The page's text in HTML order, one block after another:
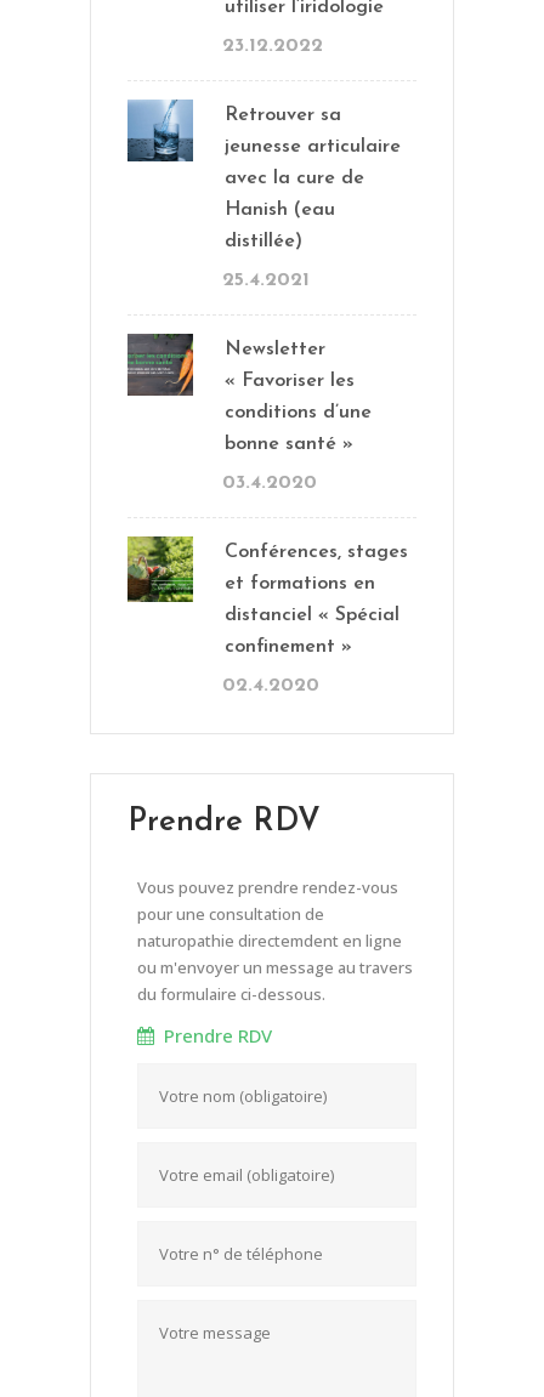
utiliser l’iridologie
23.12.2022
Retrouver sa
jeunesse articulaire
avec la cure de
Hanish (eau
distillée)
25.4.2021
Newsletter
« Favoriser les
conditions d’une
bonne santé »
03.4.2020
Conférences, stages
et formations en
distanciel « Spécial
confinement »
02.4.2020
Prendre RDV
Vous pouvez prendre rendez-vous
pour une consultation de
naturopathie directemdent en ligne
ou m'envoyer un message au travers
du formulaire ci-dessous.
Prendre RDV